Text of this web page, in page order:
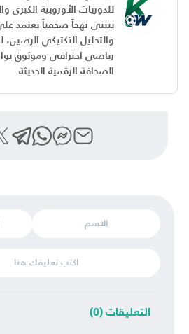
للدوريات الأوروبية الكبرى
يتبنى نهجاً صحفياً يعتمد على
والتحليل التكتيكي
رياضي احترافي وموثوق
الصحافة الرقمية الحديثة.
التعليقات (0)